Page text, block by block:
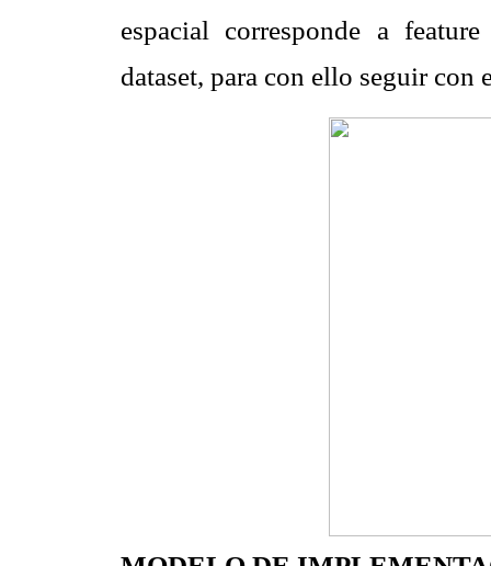
espacial corresponde a
dataset, para con ello seguir